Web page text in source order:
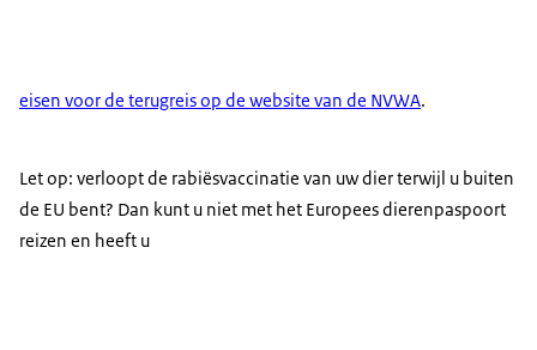
eisen voor de terugreis op de website van de NVWA.
Let op: verloopt de rabiësvaccinatie van uw dier terwijl u buiten
de EU bent? Dan kunt u niet met het Europees dierenpaspoort
reizen en heeft u